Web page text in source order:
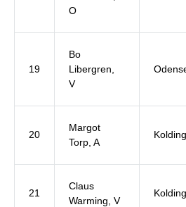
O
19
Bo
Libergren,
V
20
Margot
Torp, A
Kolding
21
Claus
Warming, V
Kolding